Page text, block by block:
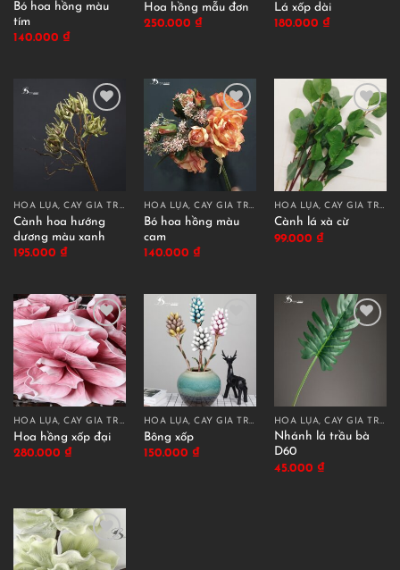
Bó hoa hồng màu
tím
140.000 ₫
Hoa hồng mẫu đơn
250.000 ₫
Lá xốp dài
180.000 ₫
HOA LỤA, CÂY GIẢ TRANG TRÍ CAO CẤP
Cành hoa hướng
dương màu xanh
195.000 ₫
HOA LỤA, CÂY GIẢ TRANG TRÍ CAO CẤP
Bó hoa hồng màu
cam
140.000 ₫
HOA LỤA, CÂY GIẢ TRANG TRÍ CAO CẤP
Cành lá xà cừ
99.000 ₫
HOA LỤA, CÂY GIẢ TRANG TRÍ CAO CẤP
Hoa hồng xốp đại
280.000 ₫
HOA LỤA, CÂY GIẢ TRANG TRÍ CAO CẤP
Bông xốp
150.000 ₫
HOA LỤA, CÂY GIẢ TRANG TRÍ CAO CẤP
Nhánh lá trầu bà
D60
45.000 ₫